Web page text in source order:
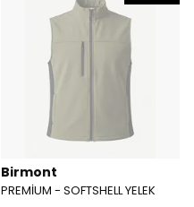
Birmont
PREMİUM - SOFTSHELL YELEK